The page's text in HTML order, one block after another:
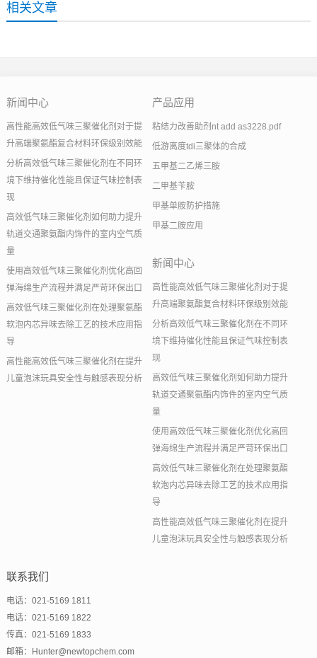
相关文章
新闻中心
高性能高效低气味三聚催化剂对于提
升高端聚氨酯复合材料环保级别效能
分析高效低气味三聚催化剂在不同环
境下维持催化性能且保证气味控制表
现
高效低气味三聚催化剂如何助力提升
轨道交通聚氨酯内饰件的室内空气质
量
使用高效低气味三聚催化剂优化高回
弹海绵生产流程并满足严苛环保出口
高效低气味三聚催化剂在处理聚氨酯
软泡内芯异味去除工艺的技术应用指
导
高性能高效低气味三聚催化剂在提升
儿童泡沫玩具安全性与触感表现分析
产品应用
粘结力改善助剂nt add as3228.pdf
低游离度tdi三聚体的合成
五甲基二乙烯三胺
二甲基苄胺
甲基单胺防护措施
甲基二胺应用
新闻中心
高性能高效低气味三聚催化剂对于提
升高端聚氨酯复合材料环保级别效能
分析高效低气味三聚催化剂在不同环
境下维持催化性能且保证气味控制表
现
高效低气味三聚催化剂如何助力提升
轨道交通聚氨酯内饰件的室内空气质
量
使用高效低气味三聚催化剂优化高回
弹海绵生产流程并满足严苛环保出口
高效低气味三聚催化剂在处理聚氨酯
软泡内芯异味去除工艺的技术应用指
导
高性能高效低气味三聚催化剂在提升
儿童泡沫玩具安全性与触感表现分析
联系我们
电话：021-5169 1811
电话：021-5169 1822
传真：021-5169 1833
邮箱：Hunter@newtopchem.com